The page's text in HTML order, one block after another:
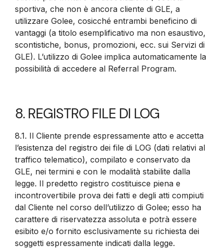
sportiva, che non è ancora cliente di GLE, a
utilizzare Golee, cosicché entrambi beneficino di
vantaggi (a titolo esemplificativo ma non esaustivo,
scontistiche, bonus, promozioni, ecc. sui Servizi di
GLE). L’utilizzo di Golee implica automaticamente la
possibilità di accedere al Referral Program.
8. REGISTRO FILE DI LOG
8.1. Il Cliente prende espressamente atto e accetta
l’esistenza del registro dei file di LOG (dati relativi al
traffico telematico), compilato e conservato da
GLE, nei termini e con le modalità stabilite dalla
legge. Il predetto registro costituisce piena e
incontrovertibile prova dei fatti e degli atti compiuti
dal Cliente nel corso dell’utilizzo di Golee; esso ha
carattere di riservatezza assoluta e potrà essere
esibito e/o fornito esclusivamente su richiesta dei
soggetti espressamente indicati dalla legge.